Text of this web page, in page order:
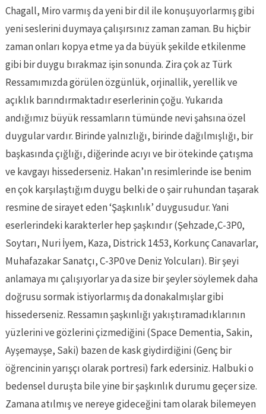
Chagall, Miro varmış da yeni bir dil ile konuşuyorlarmış gibi
yeni seslerini duymaya çalışırsınız zaman zaman. Bu hiçbir
zaman onları kopya etme ya da büyük şekilde etkilenme
gibi bir duygu bırakmaz işin sonunda. Zira çok az Türk
Ressamımızda görülen özgünlük, orjinallik, yerellik ve
açıklık barındırmaktadır eserlerinin çoğu. Yukarıda
andığımız büyük ressamların tümünde nevi şahsına özel
duygular vardır. Birinde yalnızlığı, birinde dağılmışlığı, bir
başkasında çığlığı, diğerinde acıyı ve bir ötekinde çatışma
ve kavgayı hissederseniz. Hakan’ın resimlerinde ise benim
en çok karşılaştığım duygu belki de o şair ruhundan taşarak
resmine de sirayet eden ‘Şaşkınlık’ duygusudur. Yani
eserlerindeki karakterler hep şaşkındır (Şehzade,C-3P0,
Soytarı, Nuri İyem, Kaza, Districk 14:53, Korkunç Canavarlar,
Muhafazakar Sanatçı, C-3P0 ve Deniz Yolcuları). Bir şeyi
anlamaya mı çalışıyorlar ya da size bir şeyler söylemek daha
doğrusu sormak istiyorlarmış da donakalmışlar gibi
hissederseniz. Ressamın şaşkınlığı yakıştıramadıklarının
yüzlerini ve gözlerini çizmediğini (Space Dementia, Sakin,
Ayşemayşe, Saki) bazen de kask giydirdiğini (Genç bir
öğrencinin yarışçı olarak portresi) fark edersiniz. Halbuki o
bedensel duruşta bile yine bir şaşkınlık durumu geçer size.
Zamana atılmış ve nereye gideceğini tam olarak bilemeyen